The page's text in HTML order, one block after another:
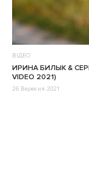
ВІДЕО
ИРИНА БИЛЫК &
VIDEO 2021)
26 Вересня 2021